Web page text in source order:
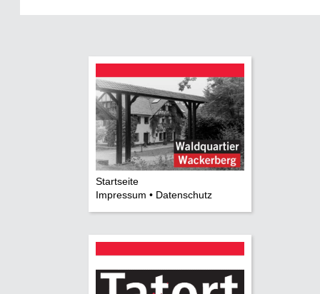
Startseite
Impressum • Datenschutz